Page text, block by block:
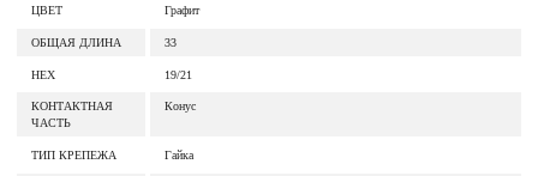
ЦВЕТ Графит
ОБЩАЯ ДЛИНА 33
HEX 19/21
КОНТАКТНАЯ
ЧАСТЬ
Конус
ТИП КРЕПЕЖА Гайка